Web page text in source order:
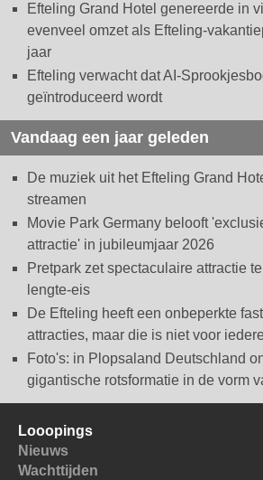
Efteling Grand Hotel genereerde in
evenveel omzet als Efteling-
jaar
Efteling verwacht dat AI-
geïntroduceerd wordt
Vandaag een jaar geleden
De muziek uit het Efteling Grand
streamen
Movie Park Germany belooft
attractie' in jubileumjaar 2026
Pretpark zet spectaculaire attractie
lengte-eis
De Efteling heeft een onbeperkte
attracties, maar die is niet voor
Foto's: in Plopsaland Deutschland
gigantische rotsformatie in de vorm
Looopings
Nieuws
Wachttijden